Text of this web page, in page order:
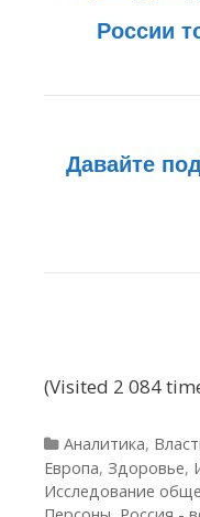
России
Давайте
(Visited 2 084
Рубрики
Аналитика,
Европа, Здоровье,
Исследование